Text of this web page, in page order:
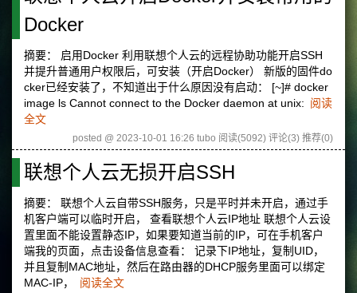
Docker
摘要： 启用Docker 利用联想个人云的远程协助功能开启SSH
并提升普通用户权限后，可安装（开启Docker） 新版的固件do
cker已经安装了，不知道出于什么原因没有启动： [~]# docker
image ls Cannot connect to the Docker daemon at unix: 阅读
全文
posted @ 2023-10-01 16:26 tubo 阅读(5092) 评论(3) 推荐(0)
联想个人云无损开启SSH
摘要： 联想个人云自带SSH服务，只是平时并未开启，通过手
机客户端可以临时开启， 查看联想个人云IP地址 联想个人云设
置里面不能设置静态IP，如果要知道当前的IP，可在手机客户
端我的页面，点击设备信息查看： 记录下IP地址，复制UID，
并且复制MAC地址，然后在路由器的DHCP服务里面可以绑定
MAC-IP，
阅读全文